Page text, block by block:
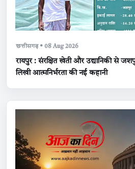
छत्तीसगढ़ • 08 Aug 2026
रायपुर : संरक्षित खेती और उद्यानिकी से
लिखी आत्मनिर्भरता की नई कहानी